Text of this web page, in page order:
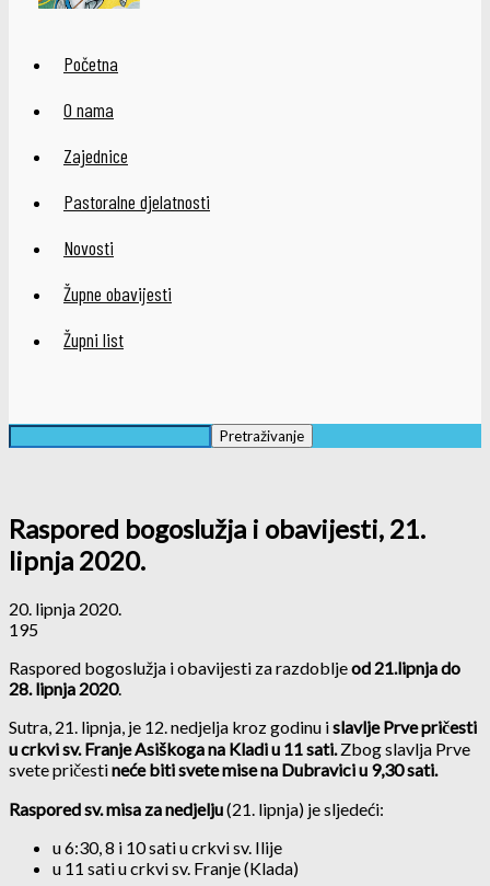
Početna
O nama
Zajednice
Pastoralne djelatnosti
Novosti
Župne obavijesti
Župni list
Raspored bogoslužja i obavijesti, 21.
lipnja 2020.
20. lipnja 2020.
195
Raspored bogoslužja i obavijesti za razdobljeod 21.lipnja do
28. lipnja 2020.
Sutra, 21. lipnja, je 12. nedjelja kroz godinu islavlje Prve pričesti
u crkvi sv. Franje Asiškoga na Kladi u 11 sati.Zbog slavlja Prve
svete pričestineće biti svete mise na Dubravici u 9,30 sati.
Raspored sv. misa za nedjelju(21. lipnja) je sljedeći:
u 6:30, 8 i 10 sati u crkvi sv. Ilije
u 11 sati u crkvi sv. Franje (Klada)